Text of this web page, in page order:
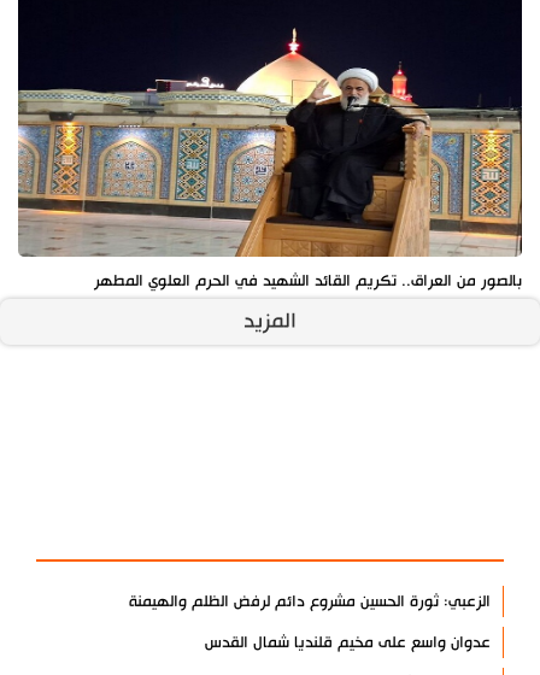
بالصور من العراق.. تكريم القائد الشهيد في الحرم العلوي المطهر
المزيد
الزعبي: ثورة الحسين مشروع دائم لرفض الظلم والهيمنة
عدوان واسع على مخيم قلنديا شمال القدس